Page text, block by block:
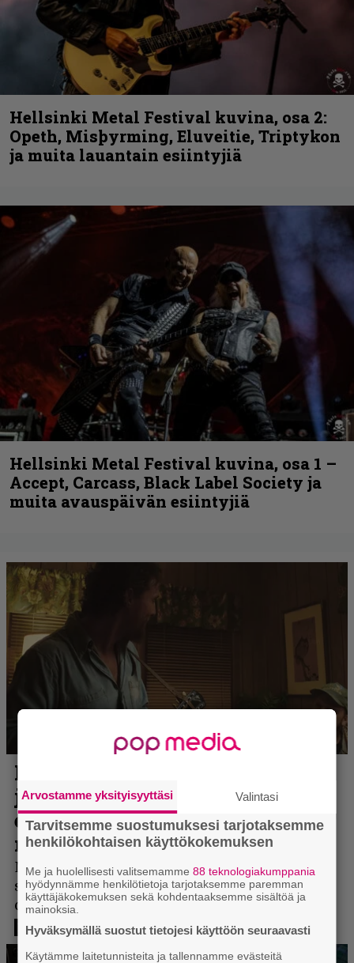
Hellsinki Metal Festival kuvina, osa 2:
Opeth, Misþyrming, Eluveitie, Triptykon
ja muita lauantain esiintyjiä
Hellsinki Metal Festival kuvina, osa 1 –
Accept, Carcass, Black Label Society ja
muita avauspäivän esiintyjiä
Arvostamme yksityisyyttäsi Valintasi
Tarvitsemme suostumuksesi tarjotaksemme
henkilökohtaisen käyttökokemuksen
Me ja huolellisesti valitsemamme88 teknologiakumppania
hyödynnämme henkilötietoja tarjotaksemme paremman
käyttäjäkokemuksen sekä kohdentaaksemme sisältöä ja
mainoksia.
Hyväksymällä suostut tietojesi käyttöön seuraavasti
Käytämme laitetunnisteita ja tallennamme evästeitä